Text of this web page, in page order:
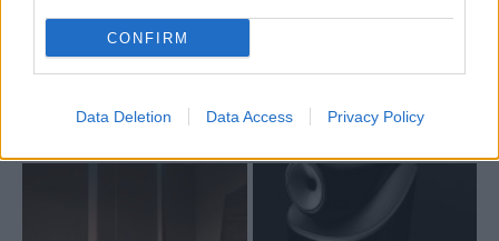
CONFIRM
Data Deletion Data Access Privacy Policy
Bowers & Wilkins sa takto pridáva do exkluzívneho klubu
luxusných značiek.
Viac nawww.bisaudio.sk